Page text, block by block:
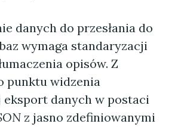
danych do przesłania do
wymaga standaryzacji
opisów. Z
punktu widzenia
danych w postaci
z jasno zdefiniowanymi